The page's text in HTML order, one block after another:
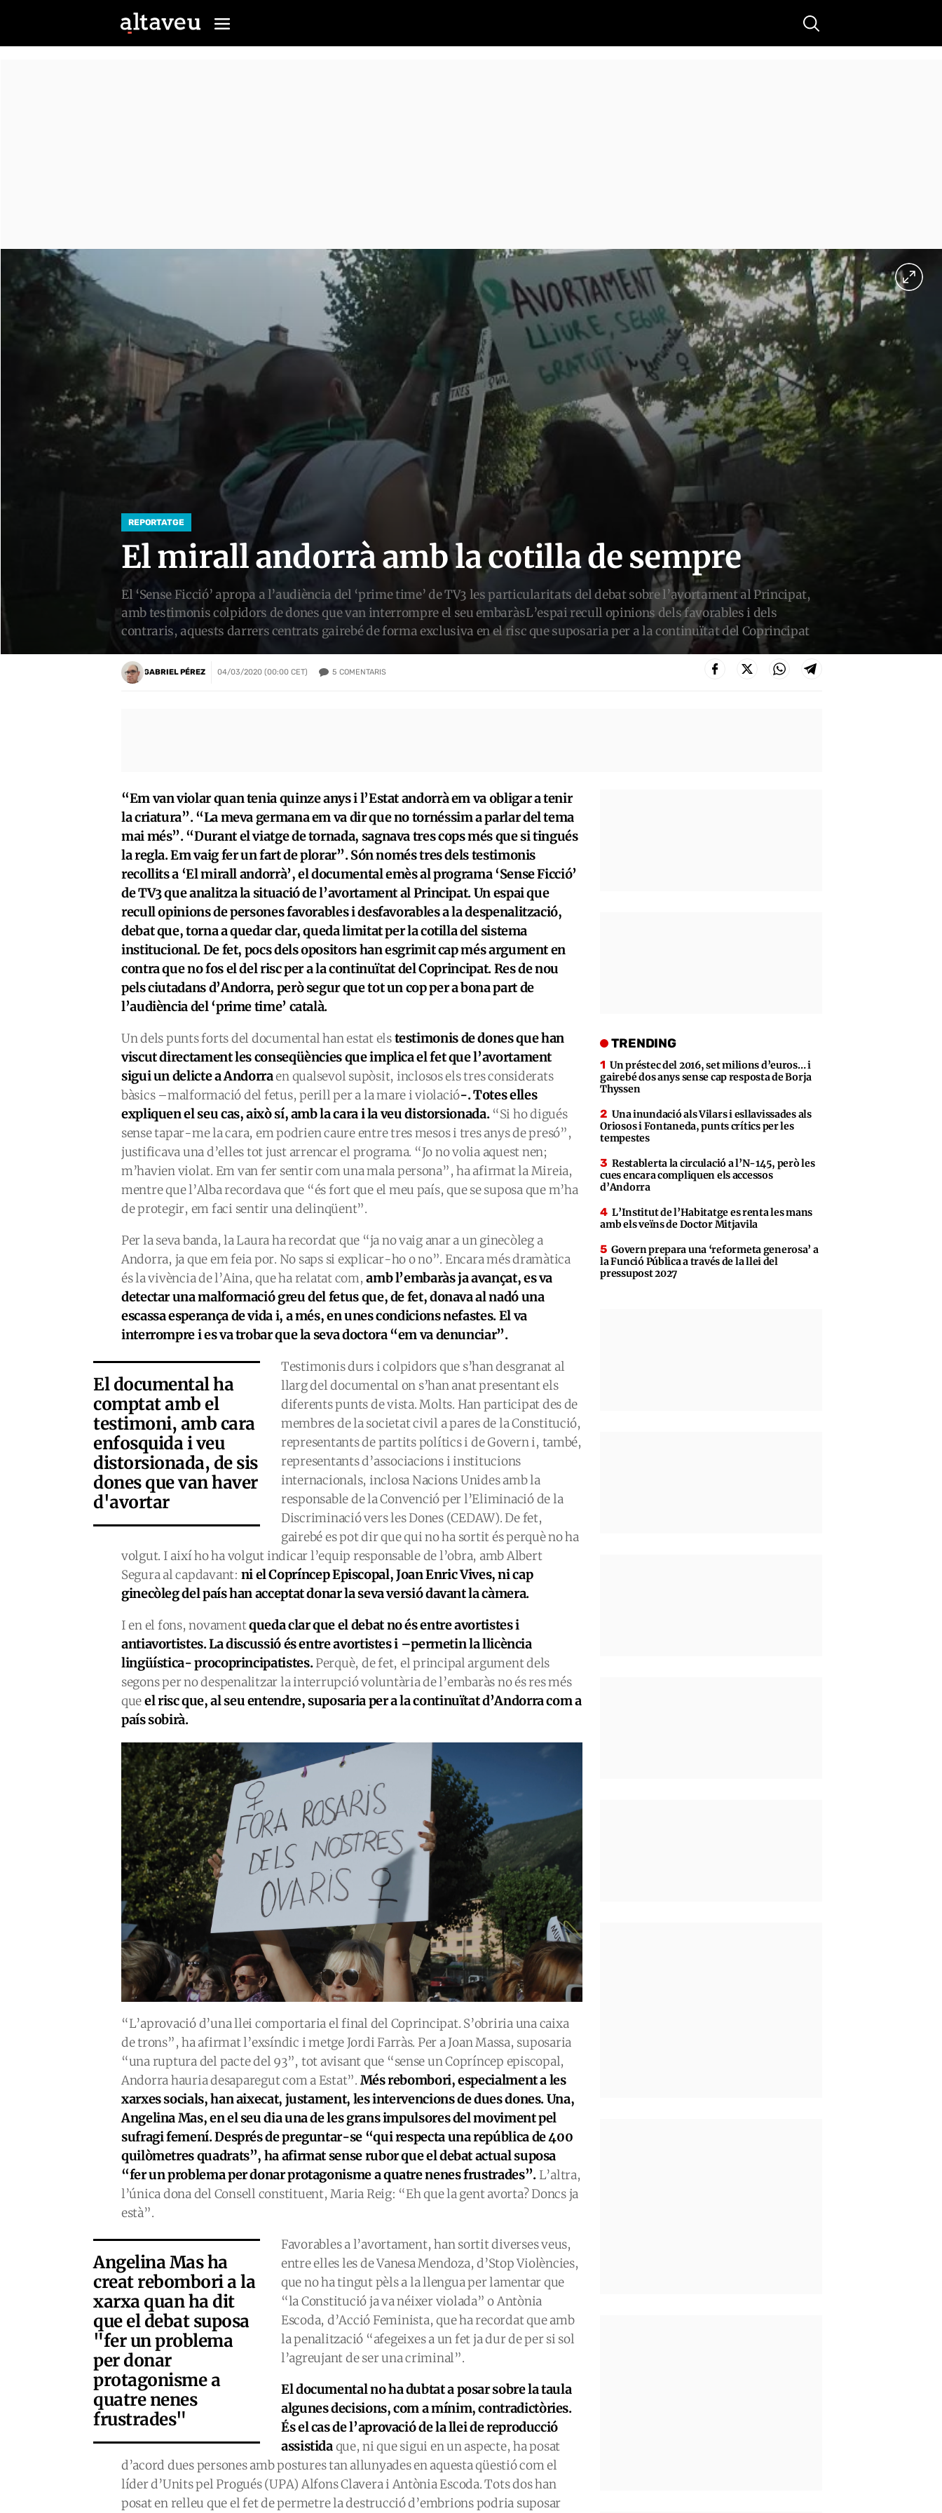
Buscar
REPORTATGE
El mirall andorrà amb la cotilla de sempre
El ‘Sense Ficció’ apropa a l’audiència del ‘prime time’ de TV3 les particularitats del debat sobre l’avortament al Principat,
amb testimonis colpidors de dones que van interrompre el seu embaràsL’espai recull opinions dels favorables i dels
contraris, aquests darrers centrats gairebé de forma exclusiva en el risc que suposaria per a la continuïtat del Coprincipat
GABRIEL PÉREZ 04/03/2020 (00:00 CET) 5 COMENTARIS
“Em van violar quan tenia quinze anys i l’Estat andorrà em va obligar a tenir
la criatura”. “La meva germana em va dir que no tornéssim a parlar del tema
mai més”. “Durant el viatge de tornada, sagnava tres cops més que si tingués
la regla. Em vaig fer un fart de plorar”. Són només tres dels testimonis
recollits a ‘El mirall andorrà’, el documental emès al programa ‘Sense Ficció’
de TV3 que analitza la situació de l’avortament al Principat. Un espai que
recull opinions de persones favorables i desfavorables a la despenalització,
debat que, torna a quedar clar, queda limitat per la cotilla del sistema
institucional. De fet, pocs dels opositors han esgrimit cap més argument en
contra que no fos el del risc per a la continuïtat del Coprincipat. Res de nou
pels ciutadans d’Andorra, però segur que tot un cop per a bona part de
l’audiència del ‘prime time’ català.
Un dels punts forts del documental han estat elstestimonis de dones que han
viscut directament les conseqüències que implica el fet que l’avortament
sigui un delicte a Andorraen qualsevol supòsit, inclosos els tres considerats
bàsics –malformació del fetus, perill per a la mare i violació-. Totes elles
expliquen el seu cas, això sí, amb la cara i la veu distorsionada. “Si ho digués
sense tapar-me la cara, em podrien caure entre tres mesos i tres anys de presó”,
justificava una d’elles tot just arrencar el programa. “Jo no volia aquest nen;
m’havien violat. Em van fer sentir com una mala persona”, ha afirmat la Mireia,
mentre que l’Alba recordava que “és fort que el meu país, que se suposa que m’ha
de protegir, em faci sentir una delinqüent”.
Per la seva banda, la Laura ha recordat que “ja no vaig anar a un ginecòleg a
Andorra, ja que em feia por. No saps si explicar-ho o no”. Encara més dramàtica
és la vivència de l’Aina, que ha relatat com,amb l’embaràs ja avançat, es va
detectar una malformació greu del fetus que, de fet, donava al nadó una
escassa esperança de vida i, a més, en unes condicions nefastes. El va
interrompre i es va trobar que la seva doctora “em va denunciar”.
El documental ha
comptat amb el
testimoni, amb cara
enfosquida i veu
distorsionada, de sis
dones que van haver
d'avortar
Testimonis durs i colpidors que s’han desgranat al
llarg del documental on s’han anat presentant els
diferents punts de vista. Molts. Han participat des de
membres de la societat civil a pares de la Constitució,
representants de partits polítics i de Govern i, també,
representants d’associacions i institucions
internacionals, inclosa Nacions Unides amb la
responsable de la Convenció per l’Eliminació de la
Discriminació vers les Dones (CEDAW). De fet,
gairebé es pot dir que qui no ha sortit és perquè no ha
volgut. I així ho ha volgut indicar l’equip responsable de l’obra, amb Albert
Segura al capdavant: ni el Copríncep Episcopal, Joan Enric Vives, ni cap
ginecòleg del país han acceptat donar la seva versió davant la càmera.
I en el fons, novamentqueda clar que el debat no és entre avortistes i
antiavortistes. La discussió és entre avortistes i –permetin la llicència
lingüística-procoprincipatistes.Perquè, de fet, el principal argument dels
segons per no despenalitzar la interrupció voluntària de l’embaràs no és res més
queel risc que, al seu entendre, suposaria per a la continuïtat d’Andorra com a
país sobirà.
“L’aprovació d’una llei comportaria el final del Coprincipat. S’obriria una caixa
de trons”, ha afirmat l’exsíndic i metge Jordi Farràs. Per a Joan Massa, suposaria
“una ruptura del pacte del 93”, tot avisant que “sense un Copríncep episcopal,
Andorra hauria desaparegut com a Estat”. Més rebombori, especialment a les
xarxes socials, han aixecat, justament, les intervencions de dues dones. Una,
Angelina Mas, en el seu dia una de les grans impulsores del moviment pel
sufragi femení. Després de preguntar-se “qui respecta una república de 400
quilòmetres quadrats”, ha afirmat sense rubor que el debat actual suposa
“fer un problema per donar protagonisme a quatre nenes frustrades”.L’altra,
l’única dona del Consell constituent, Maria Reig: “Eh que la gent avorta? Doncs ja
està”.
Angelina Mas ha
creat rebombori a la
xarxa quan ha dit
que el debat suposa
"fer un problema
per donar
protagonisme a
quatre nenes
frustrades"
Favorables a l’avortament, han sortit diverses veus,
entre elles les de Vanesa Mendoza, d’Stop Violències,
que no ha tingut pèls a la llengua per lamentar que
“la Constitució ja va néixer violada” o Antònia
Escoda, d’Acció Feminista, que ha recordat que amb
la penalització “afegeixes a un fet ja dur de per si sol
l’agreujant de ser una criminal”.
El documental no ha dubtat a posar sobre la taula
algunes decisions, com a mínim, contradictòries.
És el cas de l’aprovació de la llei de reproducció
assistidaque, ni que sigui en un aspecte, ha posat
d’acord dues persones amb postures tan allunyades en aquesta qüestió com el
líder d’Units pel Progués (UPA) Alfons Clavera i Antònia Escoda. Tots dos han
posat en relleu que el fet de permetre la destrucció d’embrions podria suposar
TRENDING
Un préstec del 2016, set milions d’euros… i
gairebé dos anys sense cap resposta de Borja
Thyssen
Una inundació als Vilars i esllavissades als
Oriosos i Fontaneda, punts crítics per les
tempestes
Restablerta la circulació a l’N-145, però les
cues encara compliquen els accessos
d’Andorra
L’Institut de l’Habitatge es renta les mans
amb els veïns de Doctor Mitjavila
Govern prepara una ‘reformeta generosa’ a
la Funció Pública a través de la llei del
pressupost 2027